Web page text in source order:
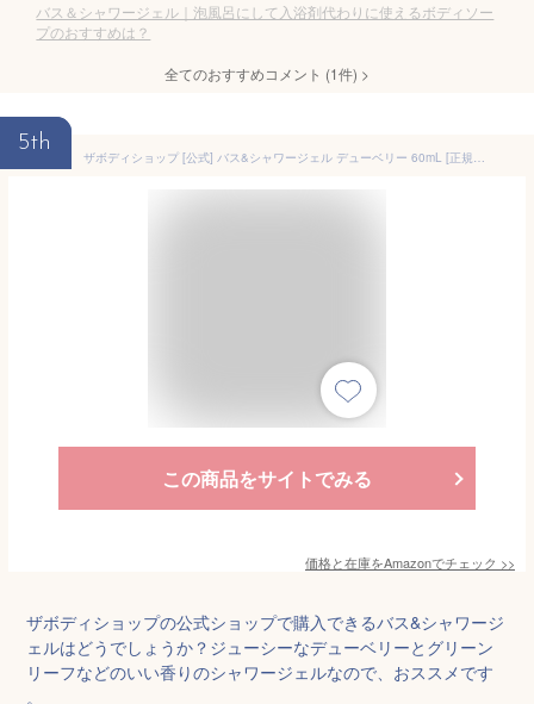
バス＆シャワージェル｜泡風呂にして入浴剤代わりに使えるボディソー
プのおすすめは？
全てのおすすめコメント (1件) >
5th
ザボディショップ [公式] バス&シャワージェル デューベリー 60mL [正規品]
この商品をサイトでみる
価格と在庫をAmazonでチェック >>
ザボディショップの公式ショップで購入できるバス&シャワージ
ェルはどうでしょうか？ジューシーなデューベリーとグリーン
リーフなどのいい香りのシャワージェルなので、おススメです
。